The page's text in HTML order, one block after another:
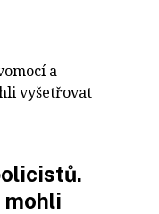
a
vyšetřovat
mohli